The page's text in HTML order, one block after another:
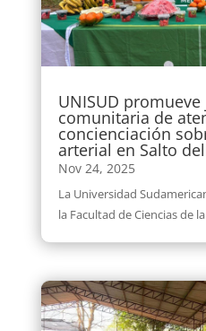
UNISUD
comunitaria de
concienciación
arterial en Salto
Nov 24, 2025
La Universidad
la Facultad de Ciencias de